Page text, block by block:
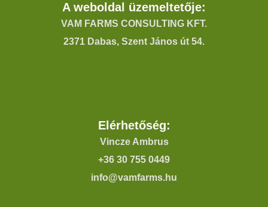
A weboldal üzemeltetője:
VAM FARMS CONSULTING KFT.
2371 Dabas, Szent János út 54.
Elérhetőség:
Vincze Ambrus
+36 30 755 0449
info@vamfarms.hu